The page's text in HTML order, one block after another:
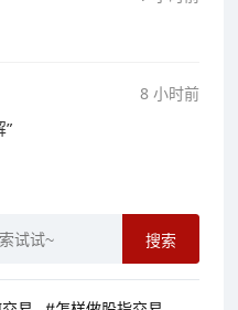
8 小时前
搜索